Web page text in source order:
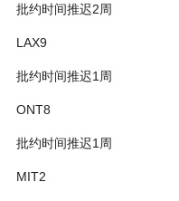
批约时间推迟2周
LAX9
批约时间推迟1周
ONT8
批约时间推迟1周
MIT2